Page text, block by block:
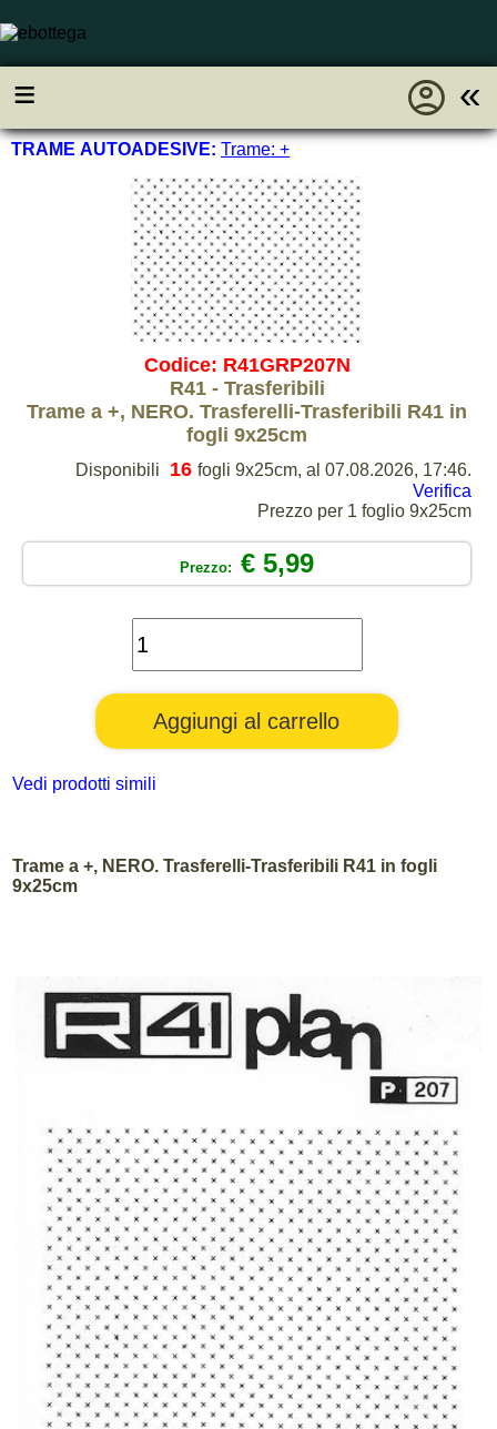
≡ «
account_circle
TRAME AUTOADESIVE: Trame: +
Codice: R41GRP207N
R41 - Trasferibili
Trame a +, NERO. Trasferelli-Trasferibili R41 in
fogli 9x25cm
Disponibili 16 fogli 9x25cm, al 07.08.2026, 17:46.
Verifica
Prezzo per 1 foglio 9x25cm
Prezzo: € 5,99
Vedi prodotti simili
Trame a +, NERO. Trasferelli-Trasferibili R41 in fogli
9x25cm